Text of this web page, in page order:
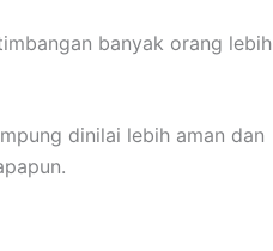
banyak orang lebih
dinilai lebih aman dan